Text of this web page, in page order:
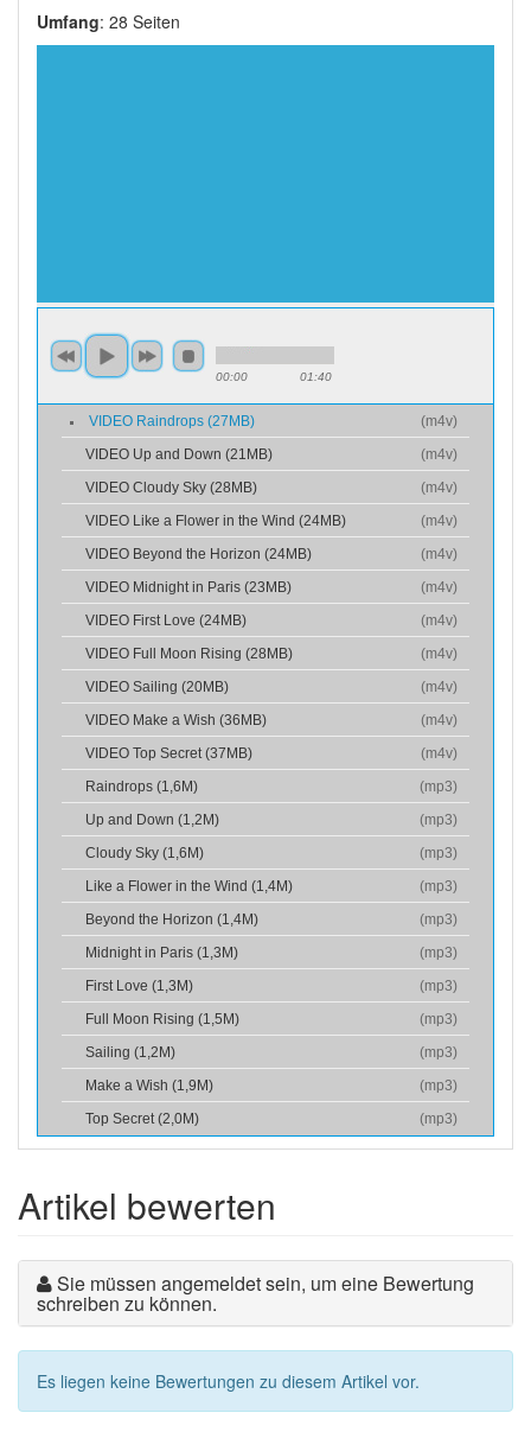
Umfang: 28 Seiten
00:00 01:40
(m4v)
VIDEO Raindrops (27MB)
(m4v)
VIDEO Up and Down (21MB)
(m4v)
VIDEO Cloudy Sky (28MB)
(m4v)
VIDEO Like a Flower in the Wind (24MB)
(m4v)
VIDEO Beyond the Horizon (24MB)
(m4v)
VIDEO Midnight in Paris (23MB)
(m4v)
VIDEO First Love (24MB)
(m4v)
VIDEO Full Moon Rising (28MB)
(m4v)
VIDEO Sailing (20MB)
(m4v)
VIDEO Make a Wish (36MB)
(m4v)
VIDEO Top Secret (37MB)
(mp3)
Raindrops (1,6M)
(mp3)
Up and Down (1,2M)
(mp3)
Cloudy Sky (1,6M)
(mp3)
Like a Flower in the Wind (1,4M)
(mp3)
Beyond the Horizon (1,4M)
(mp3)
Midnight in Paris (1,3M)
(mp3)
First Love (1,3M)
(mp3)
Full Moon Rising (1,5M)
(mp3)
Sailing (1,2M)
(mp3)
Make a Wish (1,9M)
(mp3)
Top Secret (2,0M)
Artikel bewerten
Sie müssen angemeldet sein, um eine Bewertung
schreiben zu können.
Es liegen keine Bewertungen zu diesem Artikel vor.